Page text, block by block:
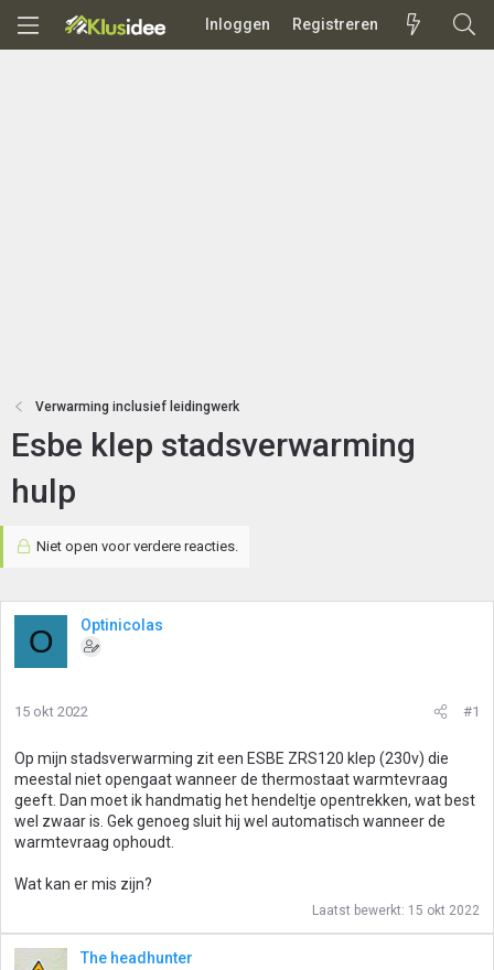
Inloggen Registreren
Verwarming inclusief leidingwerk
Esbe klep stadsverwarming
hulp
Niet open voor verdere reacties.
O Optinicolas
15 okt 2022 #1
Op mijn stadsverwarming zit een ESBE ZRS120 klep (230v) die
meestal niet opengaat wanneer de thermostaat warmtevraag
geeft. Dan moet ik handmatig het hendeltje opentrekken, wat best
wel zwaar is. Gek genoeg sluit hij wel automatisch wanneer de
warmtevraag ophoudt.
Wat kan er mis zijn?
Laatst bewerkt: 15 okt 2022
The headhunter